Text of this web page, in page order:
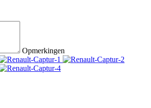
Opmerkingen